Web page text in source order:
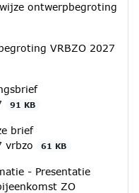
ontwerpbegroting
VRBZO 2027
91 KB
brief
vrbzo
61 KB
- Presentatie
ZO